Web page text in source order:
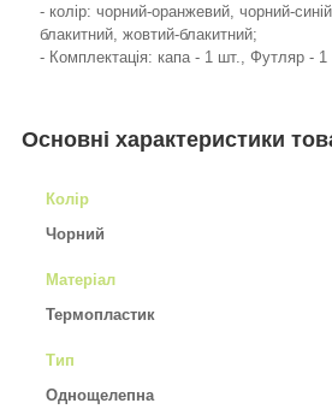
- колір: чорний-оранжевий, чорний-
блакитний, жовтий-блакитний;
- Комплектація: капа - 1 шт., Футляр - 1
Основні характеристики
Колір
Чорний
Матеріал
Термопластик
Тип
Однощелепна